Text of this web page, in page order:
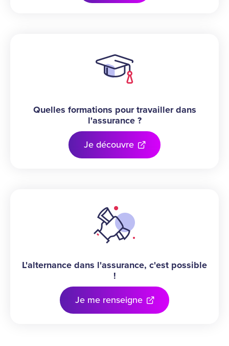
Quelles formations pour travailler dans
l'assurance ?
Je découvre
L'alternance dans l'assurance, c'est possible
!
Je me renseigne